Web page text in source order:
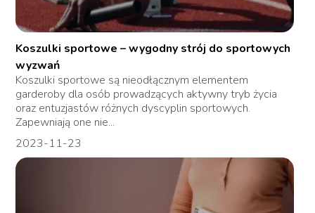
Koszulki sportowe – wygodny strój do sportowych
wyzwań
Koszulki sportowe są nieodłącznym elementem
garderoby dla osób prowadzących aktywny tryb życia
oraz entuzjastów różnych dyscyplin sportowych.
Zapewniają one nie...
2023-11-23